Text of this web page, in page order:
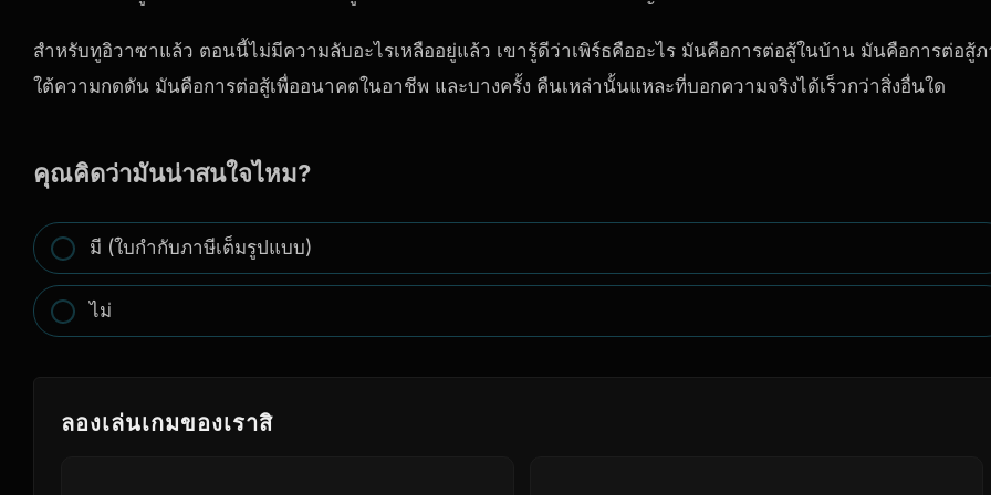
สำหรับทูอิวาซาแล้ว ตอนนี้ไม่มีความลับอะไรเหลืออยู่แล้ว เขารู้ดีว่าเพิร์ธคืออะไร มันคือการต่อสู้ในบ้าน มันคือการต่อสู้
ใต้ความกดดัน มันคือการต่อสู้เพื่ออนาคตในอาชีพ และบางครั้ง คืนเหล่านั้นแหละที่บอกความจริงได้เร็วกว่าสิ่งอื่นใด
คุณคิดว่ามันน่าสนใจไหม?
มี (ใบกำกับภาษีเต็มรูปแบบ)
ไม่
ลองเล่นเกมของเราสิ